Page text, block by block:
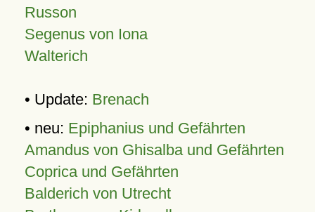
Russon
Segenus von Iona
Walterich
• Update: Brenach
• neu: Epiphanius und Gefährten
Amandus von Ghisalba und Gefährten
Coprica und Gefährten
Balderich von Utrecht